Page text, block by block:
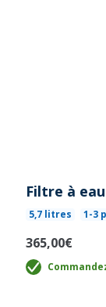
Filtre à
5,7 litres 1-3
365,00€